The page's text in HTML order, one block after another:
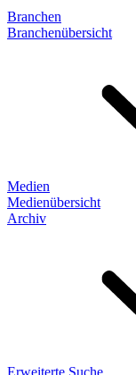
Branchen
Branchenübersicht
Medien
Medienübersicht
Archiv
Erweiterte Suche